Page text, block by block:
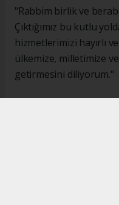
"Rabbim birlik ve
Çıktığımız bu kutlu
hizmetlerimizi hayırlı
ülkemize, milletimize
getirmesini diliyorum."